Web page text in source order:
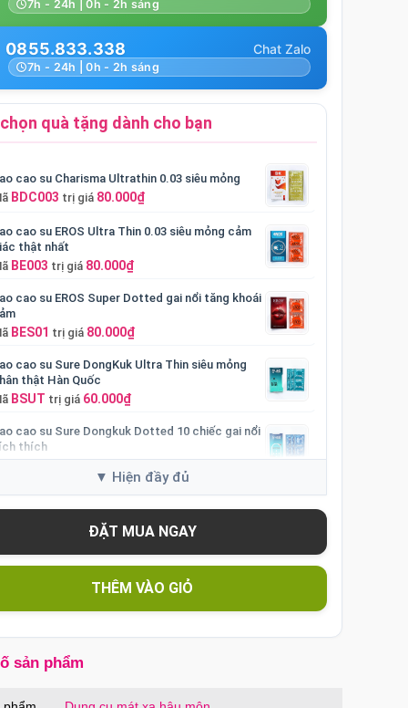
7h - 24h | 0h - 2h sáng
0855.833.338
7h - 24h | 0h - 2h sáng
quà tặng dành cho bạn
cao su Charisma Ultrathin 0.03 siêu mỏng
BDC003 trị giá 80.000₫
cao su EROS Ultra Thin 0.03 siêu mỏng cảm
thật nhất
BE003 trị giá 80.000₫
cao su EROS Super Dotted gai nổi tăng khoái
BES01 trị giá 80.000₫
cao su Sure DongKuk Ultra Thin siêu mỏng
thật Hàn Quốc
BSUT trị giá 60.000₫
cao su Sure Dongkuk Dotted 10 chiếc gai nổi
thích
lưng MagSafe iPhone 16 Pro Clear Case trong
trị giá70.000₫
lưng MagSafe iPhone 16 Pro Max Clear Case
OP16MXtrị giá
lưng iPhone 16 Pro TPU Space trong suốt
THÊM VÀO GIỎ
sản phẩm